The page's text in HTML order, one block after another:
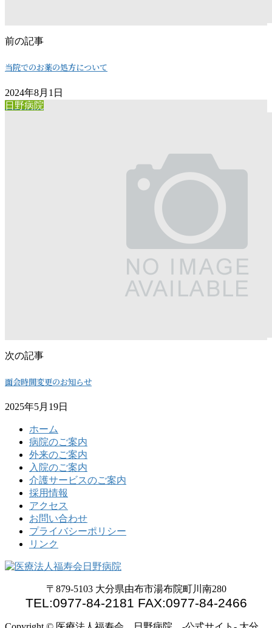
前の記事
当院でのお薬の処方について
2024年8月1日
日野病院
次の記事
面会時間変更のお知らせ
2025年5月19日
ホーム
病院のご案内
外来のご案内
入院のご案内
介護サービスのご案内
採用情報
アクセス
お問い合わせ
プライバシーポリシー
リンク
〒879-5103 大分県由布市湯布院町川南280
TEL:0977-84-2181 FAX:0977-84-2466